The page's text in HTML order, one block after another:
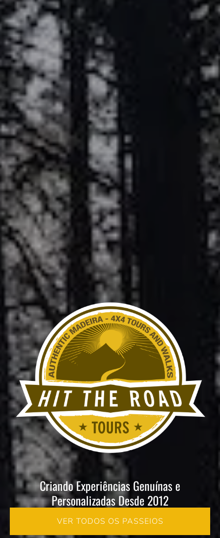
Criando Experiências Genuínas e
Personalizadas Desde 2012
VER TODOS OS PASSEIOS